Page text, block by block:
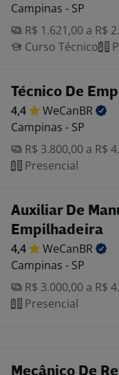
Campinas - SP
R$ 1.621,00 a R$
Curso Técnico
Técnico De
4,4
WeCanBR
Campinas - SP
R$ 3.800,00 a R$
Presencial
Auxiliar De
Empilhadeira
4,4
WeCanBR
Campinas - SP
R$ 3.000,00 a R$
Presencial
Mecânico De